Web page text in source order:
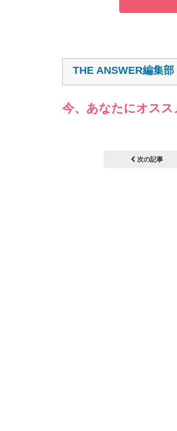
THE ANSWER編集
今、あなたにオスス
次の記事